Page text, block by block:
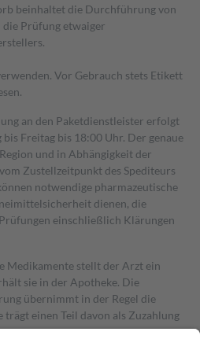
beinhaltet die Durchführung von
Prüfung etwaiger
Vor Gebrauch stets Etikett
an den Paketdienstleister erfolgt
Freitag bis 18:00 Uhr. Der genaue
und in Abhängigkeit der
Zustellzeitpunkt des Spediteurs
notwendige pharmazeutische
dienen, die
einschließlich Klärungen
Medikamente stellt der Arzt ein
sie in der Apotheke. Die
übernimmt in der Regel die
einen Teil davon als Zuzahlung